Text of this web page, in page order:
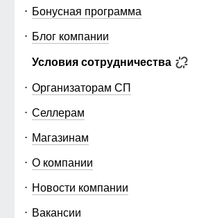
Бонусная программа
Блог компании
Условия сотрудничества
Организаторам СП
Селлерам
Магазинам
О компании
Новости компании
Вакансии